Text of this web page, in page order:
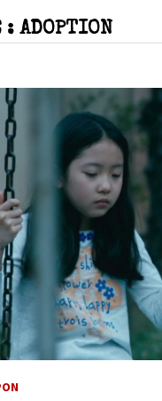
:ADOPTION